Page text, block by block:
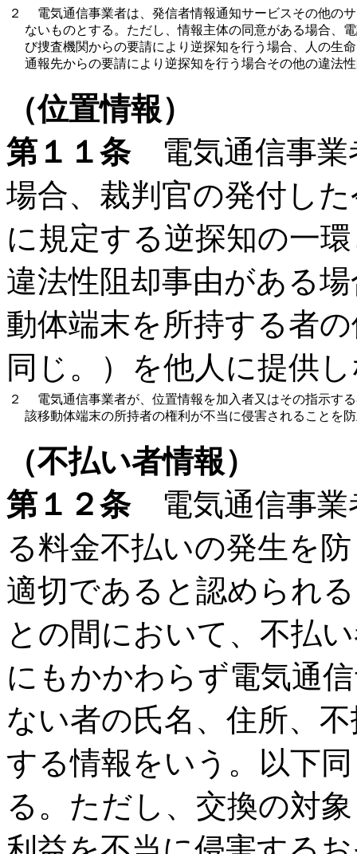
２
電気通信事業者は、発信者情報通知サービスその他の
ないものとする。ただし、情報主体の同意がある場合、
び捜査機関からの要請により逆探知を行う場合、人の生
通報先からの要請により逆探知を行う場合その他の違法
（位置情報）
第１１条電気通信事業
場合、裁判官の発付し
に規定する逆探知の一
違法性阻却事由がある
動体端末を所持する者
同じ。）を他人に提供
２
電気通信事業者が、位置情報を加入者又はその指示す
該移動体端末の所持者の権利が不当に侵害されることを
（不払い者情報）
第１２条電気通信事業
る料金不払いの発生を
適切であると認められ
との間において、不払
にもかかわらず電気通
ない者の氏名、住所、
する情報をいう。以下
る。ただし、交換の対